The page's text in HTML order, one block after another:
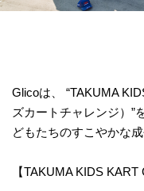
Glicoは、 “TAKUMA
ズカートチャレンジ）”
どもたちのすこやかな
【TAKUMA KIDS KART